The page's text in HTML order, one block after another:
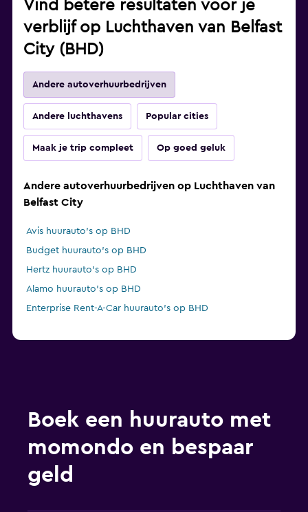
Vind betere resultaten voor je
verblijf op Luchthaven van Belfast
City (BHD)
Andere autoverhuurbedrijven
Andere luchthavens Popular cities
Maak je trip compleet Op goed geluk
Andere autoverhuurbedrijven op Luchthaven van
Belfast City
Avis huurauto's op BHD
Budget huurauto's op BHD
Hertz huurauto's op BHD
Alamo huurauto's op BHD
Enterprise Rent-A-Car huurauto's op BHD
Boek een huurauto met
momondo en bespaar
geld